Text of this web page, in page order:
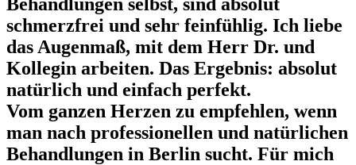
schmerzfrei und sehr feinfühlig. Ich liebe
das Augenmaß, mit dem Herr Dr. und
Kollegin arbeiten. Das Ergebnis: absolut
natürlich und einfach perfekt.
Vom ganzen Herzen zu empfehlen, wenn
man nach professionellen und natürlichen
Behandlungen in Berlin sucht. Für mich